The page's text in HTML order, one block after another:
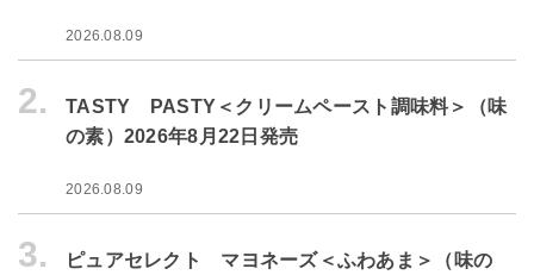
2026.08.09
2.
TASTY PASTY＜クリームペースト調味料＞（味
の素）2026年8月22日発売
2026.08.09
3.
ピュアセレクト マヨネーズ＜ふわあま＞（味の